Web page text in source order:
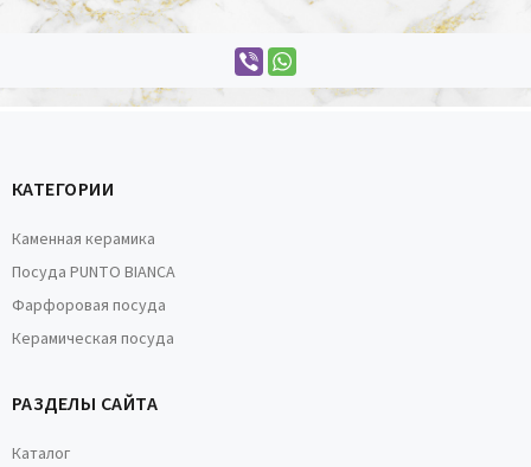
КАТЕГОРИИ
Каменная керамика
Посуда PUNTO BIANCA
Фарфоровая посуда
Керамическая посуда
РАЗДЕЛЫ САЙТА
Каталог